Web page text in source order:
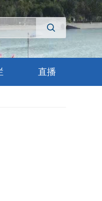
直播